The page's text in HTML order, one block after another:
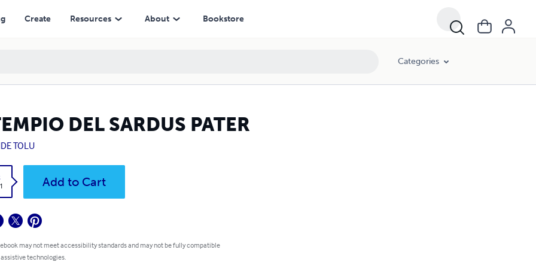
Create Resources About Bookstore
Categories
DEL SARDUS PATER
TOLU
Add to Cart
may not meet accessibility standards and may not be fully compatible
technologies.